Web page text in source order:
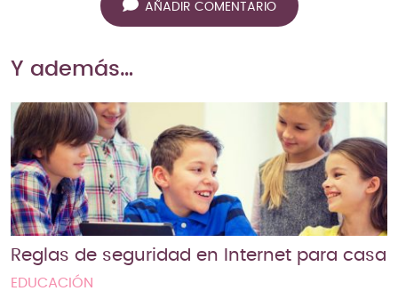
AÑADIR COMENTARIO
Y además…
Reglas de seguridad en Internet para casa
EDUCACIÓN